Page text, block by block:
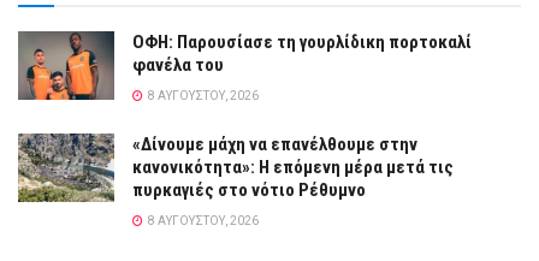
ΟΦΗ: Παρουσίασε τη γουρλίδικη πορτοκαλί
φανέλα του
8 ΑΥΓΟΎΣΤΟΥ, 2026
«Δίνουμε μάχη να επανέλθουμε στην
κανονικότητα»: Η επόμενη μέρα μετά τις
πυρκαγιές στο νότιο Ρέθυμνο
8 ΑΥΓΟΎΣΤΟΥ, 2026